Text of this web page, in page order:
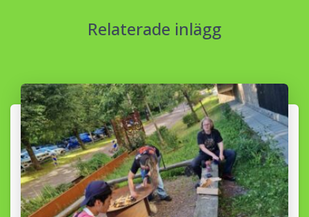
Relaterade inlägg